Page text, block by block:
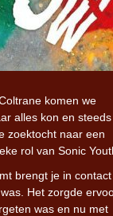
komen we
alles kon en steeds
zoektocht naar een
rol van Sonic
brengt je in
Het zorgde
was en nu met